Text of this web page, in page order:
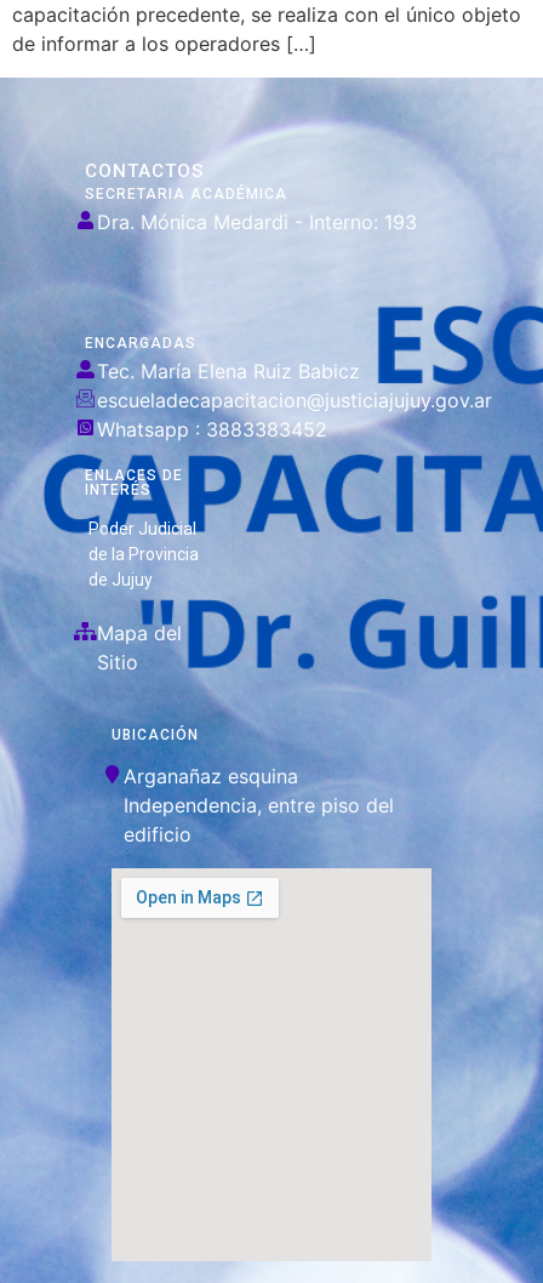
capacitación precedente, se realiza con el único objeto
de informar a los operadores […]
CONTACTOS
SECRETARIA ACADÉMICA
Dra. Mónica Medardi - Interno: 193
ENCARGADAS
Tec. María Elena Ruiz Babicz
escueladecapacitacion@justiciajujuy.gov.ar
Whatsapp : 3883383452
ENLACES DE
INTERÉS
Poder Judicial
de la Provincia
de Jujuy
Mapa del
Sitio
UBICACIÓN
Arganañaz esquina
Independencia, entre piso del
edificio